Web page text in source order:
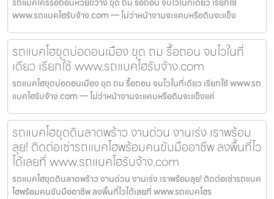
www.รถแบคโฮรับจ้าง.com — ไม่ว่าหน้างานจะแคบหรือดินจะแข็ง
รถแบคโฮขุดบ่อดอนเมือง ขุด ถม รื้อถอน จบไวในที่
เดียว เรียกใช้ www.รถแบคโฮรับจ้าง.com
รถแบคโฮขุดบ่อดอนเมือง ขุด ถม รื้อถอน จบไวในที่เดียว เรียกใช้ www.รถ
แบคโฮรับจ้าง.com — ไม่ว่าหน้างานจะแคบหรือดินจะแข็งแค่
รถแบคโฮขุดดินลาดพร้าว งานด่วน งานเร่ง เราพร้อม
ลุย! ติดต่อเช่ารถแบคโฮพร้อมคนขับมืออาชีพ ลงพื้นที่ไว
ได้เลยที่ www.รถแบคโฮรับจ้าง.com
รถแบคโฮขุดดินลาดพร้าว งานด่วน งานเร่ง เราพร้อมลุย! ติดต่อเช่ารถแบค
โฮพร้อมคนขับมืออาชีพ ลงพื้นที่ไวได้เลยที่ www.รถแบคโฮร